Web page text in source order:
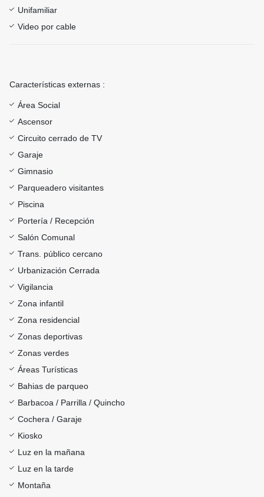
Unifamiliar
Video por cable
Características externas :
Área Social
Ascensor
Circuito cerrado de TV
Garaje
Gimnasio
Parqueadero visitantes
Piscina
Portería / Recepción
Salón Comunal
Trans. público cercano
Urbanización Cerrada
Vigilancia
Zona infantil
Zona residencial
Zonas deportivas
Zonas verdes
Áreas Turísticas
Bahias de parqueo
Barbacoa / Parrilla / Quincho
Cochera / Garaje
Kiosko
Luz en la mañana
Luz en la tarde
Montaña